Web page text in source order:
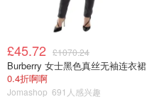
£45.72 £1070.24
Burberry 女士黑色真丝无袖连衣裙
0.4折啊啊
Jomashop 691人感兴趣